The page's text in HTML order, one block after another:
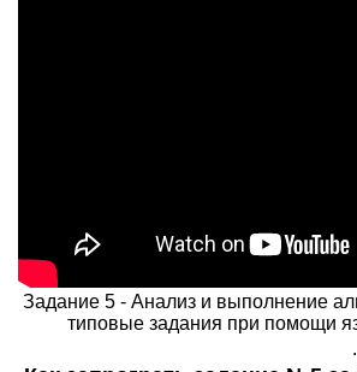
Задание 5 - Анализ и выполнение
типовые задания при помощи
.